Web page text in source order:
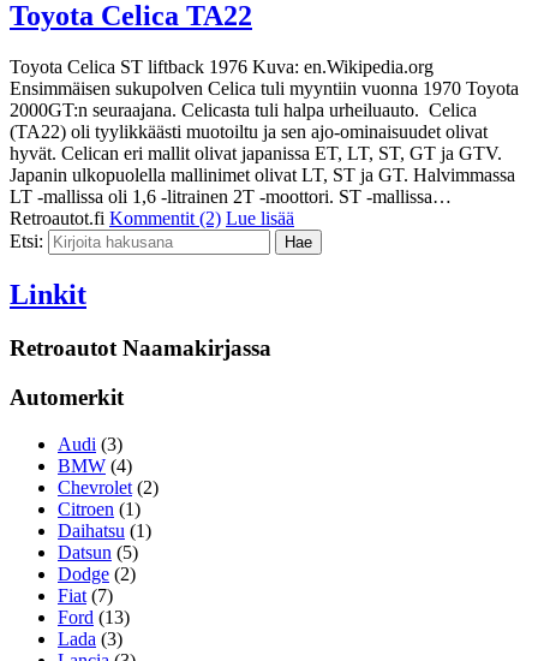
Toyota Celica TA22
Toyota Celica ST liftback 1976 Kuva: en.Wikipedia.org
Ensimmäisen sukupolven Celica tuli myyntiin vuonna 1970 Toyota
2000GT:n seuraajana. Celicasta tuli halpa urheiluauto. Celica
(TA22) oli tyylikkäästi muotoiltu ja sen ajo-ominaisuudet olivat
hyvät. Celican eri mallit olivat japanissa ET, LT, ST, GT ja GTV.
Japanin ulkopuolella mallinimet olivat LT, ST ja GT. Halvimmassa
LT -mallissa oli 1,6 -litrainen 2T -moottori. ST -mallissa…
Retroautot.fi Kommentit (2) Lue lisää
Etsi:
Linkit
Retroautot Naamakirjassa
Automerkit
Audi (3)
BMW (4)
Chevrolet (2)
Citroen (1)
Daihatsu (1)
Datsun (5)
Dodge (2)
Fiat (7)
Ford (13)
Lada (3)